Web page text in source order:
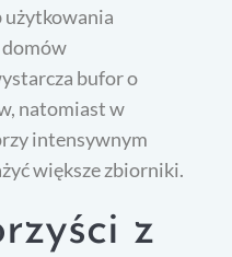
użytkowania
bufor o
natomiast w
intensywnym
większe zbiorniki.
z